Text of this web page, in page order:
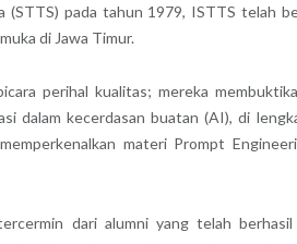
(STTS) pada tahun 1979, ISTTS telah
di Jawa Timur.
perihal kualitas; mereka
dalam kecerdasan buatan (AI), di
materi Prompt
dari alumni yang telah